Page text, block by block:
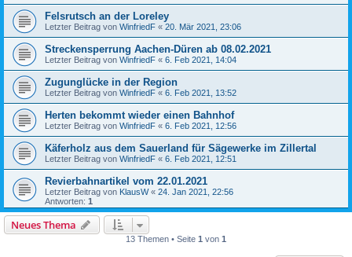
Felsrutsch an der Loreley
Letzter Beitrag von WinfriedF « 20. Mär 2021, 23:06
Streckensperrung Aachen-Düren ab 08.02.2021
Letzter Beitrag von WinfriedF « 6. Feb 2021, 14:04
Zugunglücke in der Region
Letzter Beitrag von WinfriedF « 6. Feb 2021, 13:52
Herten bekommt wieder einen Bahnhof
Letzter Beitrag von WinfriedF « 6. Feb 2021, 12:56
Käferholz aus dem Sauerland für Sägewerke im Zillertal
Letzter Beitrag von WinfriedF « 6. Feb 2021, 12:51
Revierbahnartikel vom 22.01.2021
Letzter Beitrag von KlausW« 24. Jan 2021, 22:56
Antworten: 1
Neues Thema
13 Themen • Seite 1 von 1